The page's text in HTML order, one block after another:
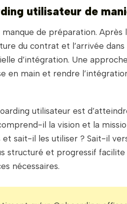
utilisateur de
de préparation. Après
du contrat et l’arrivée dans
d’intégration. Une
en main et rendre
utilisateur est
il la vision et la
sait-il les utiliser ? Sait-il
structuré et progressif facilite
nécessaires.